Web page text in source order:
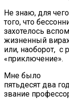
Не знаю, для
того, что
захотелось
жизненный
или, наоборот, с
«приключение».
Мне было
пятьдесят два
звание